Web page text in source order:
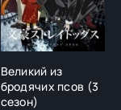
Великий из
бродячих псов (3
сезон)